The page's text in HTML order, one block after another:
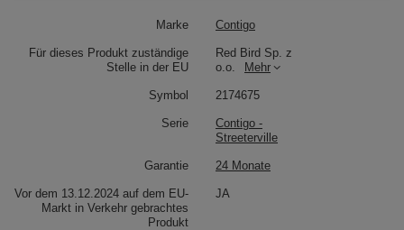
Marke Contigo
Für dieses Produkt zuständige
Stelle in der EU
Red Bird Sp. z
o.o.
Mehr
Symbol 2174675
Serie
Contigo -
Streeterville
Garantie 24 Monate
Vor dem 13.12.2024 auf dem EU-
Markt in Verkehr gebrachtes
Produkt
JA